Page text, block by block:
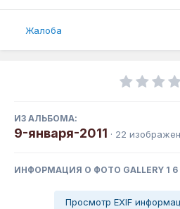
Жалоба
ИЗ АЛЬБОМА:
9-января-2011 · 22
ИНФОРМАЦИЯ О ФОТО GALLERY 1 6
Просмотр EXIF